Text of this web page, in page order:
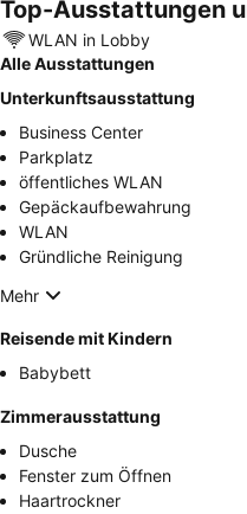
Top-Ausstattungen
WLAN in Lobby
Alle Ausstattungen
Unterkunftsausstattung
Business Center
Parkplatz
öffentliches WLAN
Gepäckaufbewahrung
WLAN
Gründliche Reinigung
Mehr
Reisende mit Kindern
Babybett
Zimmerausstattung
Dusche
Fenster zum Öffnen
Haartrockner